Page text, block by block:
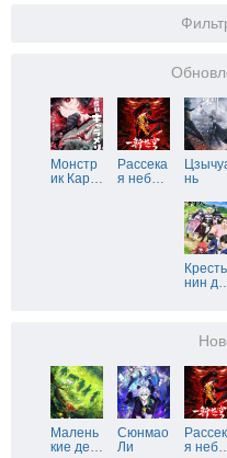
Монстр
ик Кар…
Рассека
я неб…
нь
нин д
Малень
кие де…
Сюнмао
Ли
я неб